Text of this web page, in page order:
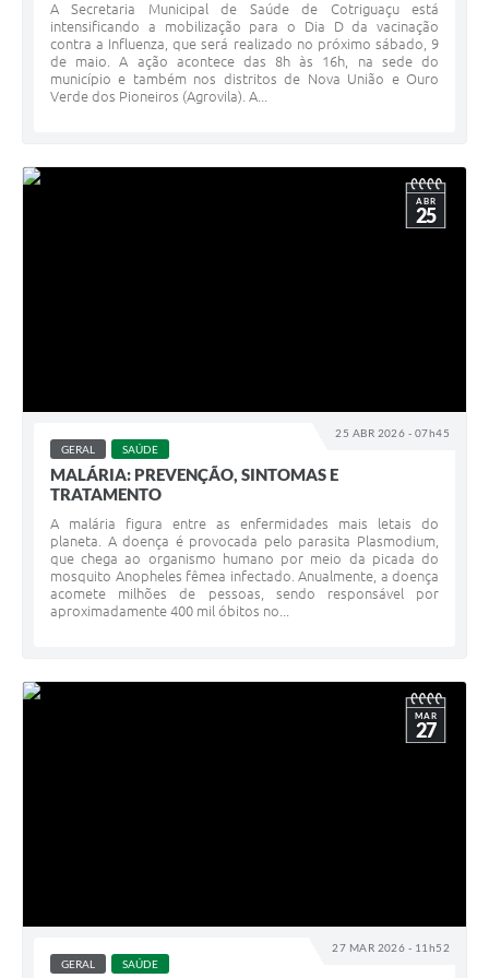
Diário Oficial
A Secretaria Municipal de Saúde de Cotriguaçu está
intensificando a mobilização para o Dia D da vacinação
contra a Influenza, que será realizado no próximo sábado, 9
de maio. A ação acontece das 8h às 16h, na sede do
município e também nos distritos de Nova União e Ouro
Verde dos Pioneiros (Agrovila). A...
25 ABR 2026 - 07h45
ABR
25
GERAL SAÚDE
MALÁRIA: PREVENÇÃO, SINTOMAS E
TRATAMENTO
A malária figura entre as enfermidades mais letais do
planeta. A doença é provocada pelo parasita Plasmodium,
que chega ao organismo humano por meio da picada do
mosquito Anopheles fêmea infectado. Anualmente, a doença
acomete milhões de pessoas, sendo responsável por
aproximadamente 400 mil óbitos no...
27 MAR 2026 - 11h52
MAR
27
GERAL SAÚDE